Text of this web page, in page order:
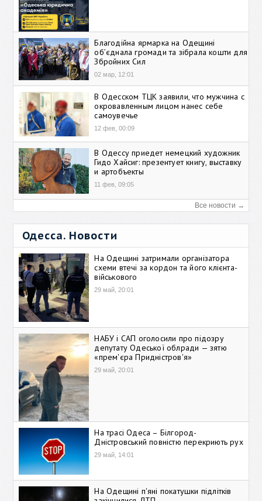
Благодійна ярмарка на Одещині
об’єднала громади та зібрала кошти для
Збройних Сил
02 мар, 12:01
В Одесском ТЦК заявили, что мужчина с
окровавленным лицом нанес себе
самоувечье
12 фев, 00:09
В Одессу приедет немецкий художник
Гидо Хайсиг: презентует книгу, выставку
и артобъекты
11 фев, 09:05
Все новости →
Одесса. Новости
На Одещині затримали організатора
схеми втечі за кордон та його клієнта-
військового
29 май, 20:01
НАБУ і САП оголосили про підозру
депутату Одеської облради — зятю
«прем'єра Придністров'я»
29 май, 20:01
На трасі Одеса – Білгород-
Дністровський повністю перекриють рух
29 май, 14:01
На Одещині п'яні покатушки підлітків